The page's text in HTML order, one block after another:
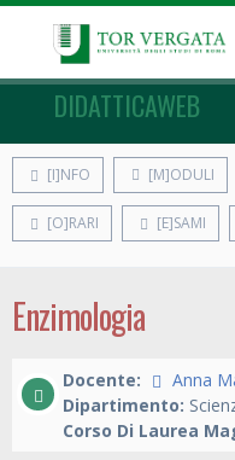
DIDATTICAWEB
[I]NFO [M]ODULI
[O]RARI [E]SAMI
Enzimologia
Docente:
Anna
Dipartimento:
Corso Di Laurea